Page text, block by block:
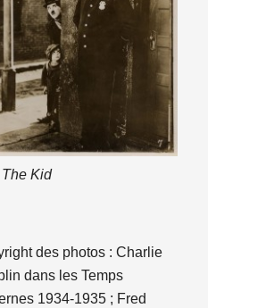
Kid
des photos : Charlie
dans les Temps
1934-1935 ; Fred